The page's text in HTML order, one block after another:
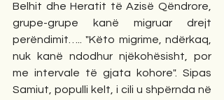
Belhit dhe Heratit të Azisë Qëndrore,
grupe-grupe kanë migruar drejt
perëndimit….. "Këto migrime, ndërkaq,
nuk kanë ndodhur njëkohësisht, por
me intervale të gjata kohore". Sipas
Samiut, populli kelt, i cili u shpërnda në